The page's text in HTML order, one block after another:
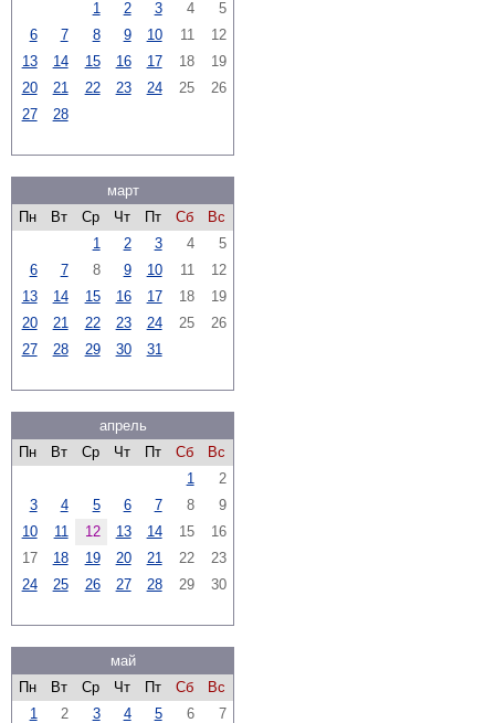
1 2 3 4
5
6
7 8 9 10 11
12
13
14 15 16 17 18
19
20
21 22 23 24 25
26
27
28
март
Пн
Вт Ср Чт Пт Сб
Вс
1
2 3 4
5
6
7 8 9 10 11
12
13
14 15 16 17 18
19
20
21 22 23 24 25
26
27
28 29 30 31
апрель
Пн
Вт Ср Чт Пт Сб
Вс
1
2
3
4 5 6 7 8
9
10
11 12 13 14 15
16
17
18 19 20 21 22
23
24
25 26 27 28 29 30
май
Пн
Вт Ср Чт Пт Сб
Вс
1
2 3 4 5 6
7